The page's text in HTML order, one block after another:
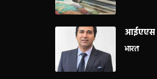
आईएएस
भारत